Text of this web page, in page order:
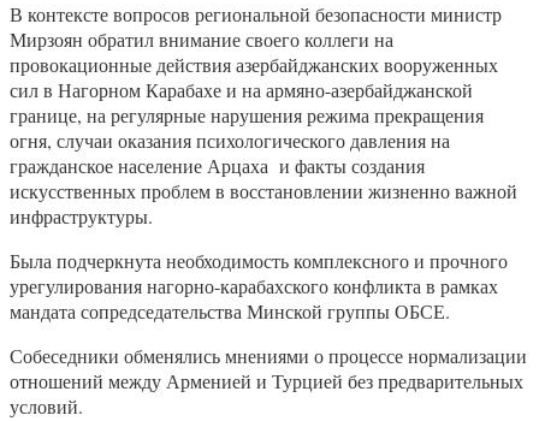
В контексте вопросов региональной безопасности министр
Мирзоян обратил внимание своего коллеги на
провокационные действия азербайджанских вооруженных
сил в Нагорном Карабахе и на армяно-азербайджанской
границе, на регулярные нарушения режима прекращения
огня, случаи оказания психологического давления на
гражданское население Арцаха и факты создания
искусственных проблем в восстановлении жизненно важной
инфраструктуры.
Была подчеркнута необходимость комплексного и прочного
урегулирования нагорно-карабахского конфликта в рамках
мандата сопредседательства Минской группы ОБСЕ.
Собеседники обменялись мнениями о процессе нормализации
отношений между Арменией и Турцией без предварительных
условий.